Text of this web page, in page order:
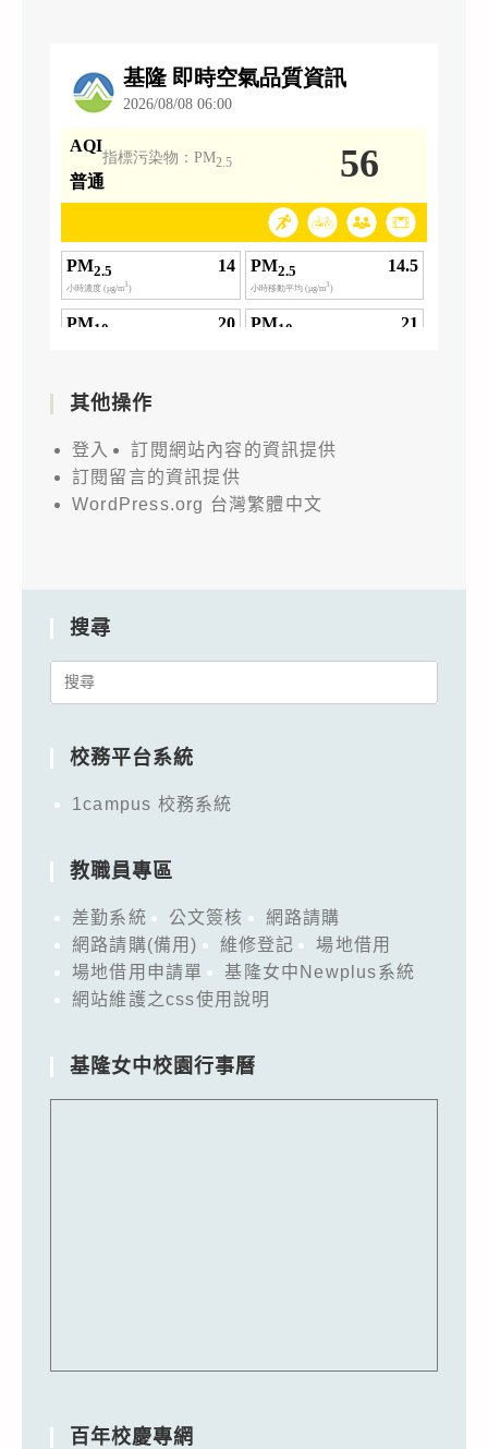
其他操作
登入
訂閱網站內容的資訊提供
訂閱留言的資訊提供
WordPress.org 台灣繁體中文
搜尋
Search
校務平台系統
1campus 校務系統
教職員專區
差勤系統 公文簽核
網路請購
網路請購(備用)
維修登記
場地借用
場地借用申請單
基隆女中Newplus系統
網站維護之css使用說明
基隆女中校園行事曆
百年校慶專網